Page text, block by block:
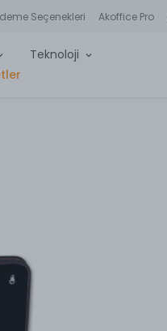
Seçenekleri Akoffice Pro
Teknoloji